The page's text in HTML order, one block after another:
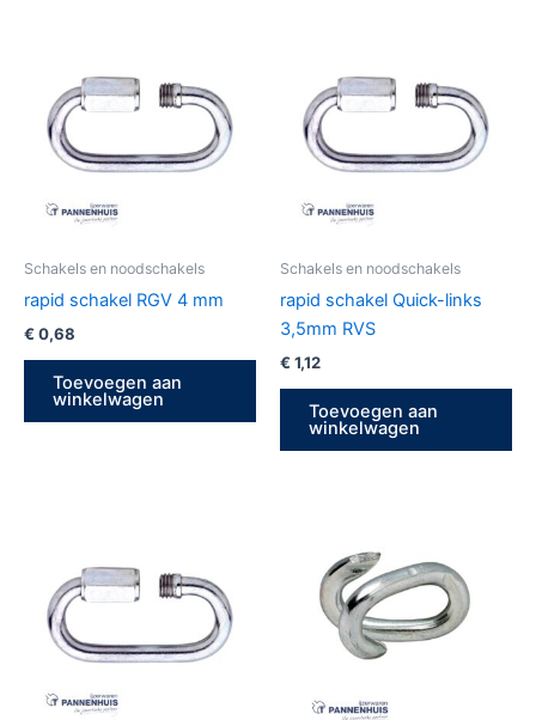
Schakels en noodschakels
rapid schakel RGV 4 mm
€ 0,68
Toevoegen aan
winkelwagen
Schakels en noodschakels
rapid schakel Quick-links
3,5mm RVS
€ 1,12
Toevoegen aan
winkelwagen